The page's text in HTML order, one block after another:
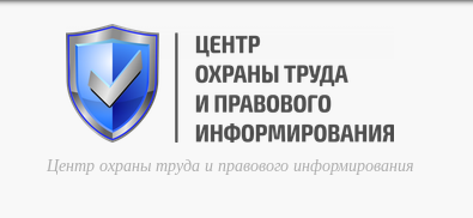
Центр охраны труда и правового информирования